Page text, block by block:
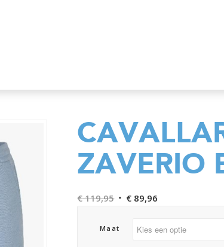
ZAVERIO
€119,95 Oorspronkelijke
was:
€ 89,96
is:
Maat